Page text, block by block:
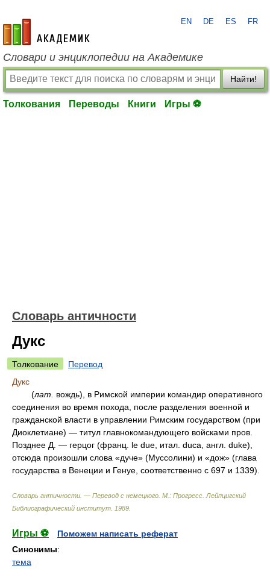
academic.ru
EN DE ES FR
Словари и энциклопедии на Академике
Найти!
Толкования Переводы Книги Игры ⚽
Словарь античности
Дукс
Толкование
Перевод
Дукс
(лат.
вождь), в Римской империи командир оперативного
соединения во время похода, после разделения военной и
гражданской власти в управлении Римским государством (при
Диоклетиане) — титул главнокомандующего войсками пров.
Позднее Д. — герцог (франц. le due, итал. duca, англ. duke),
отсюда произошли слова «дуче» (Муссолини) и «дож» (глава
государства в Венеции и Генуе, соответственно с 697 и 1339).
Словарь античности. — Перевод с немецкого. М.: Прогресс Лейпцигский
Библиографический институт 1989
Игры ⚽
Поможем написать реферат
Синонимы:
тема